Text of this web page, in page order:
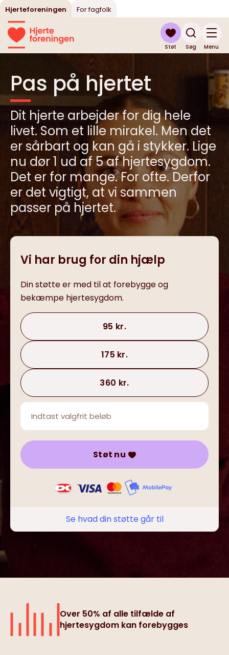
Hjerteforeningen For fagfolk
Søg
Støt Menu
Pas på hjertet
Dit hjerte arbejder for dig hele
livet. Som et lille mirakel. Men det
er sårbart og kan gå i stykker. Lige
nu dør 1 ud af 5 af hjertesygdom.
Det er for mange. For ofte. Derfor
er det vigtigt, at vi sammen
passer på hjertet.
Vi har brug for din hjælp
Din støtte er med til at forebygge og
bekæmpe hjertesygdom.
95 kr.
175 kr.
360 kr.
Støt nu
Se hvad din støtte går til
Over 50% af alle tilfælde af
hjertesygdom kan forebygges